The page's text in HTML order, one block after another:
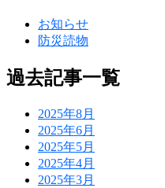
お知らせ
防災読物
過去記事一覧
2025年8月
2025年6月
2025年5月
2025年4月
2025年3月